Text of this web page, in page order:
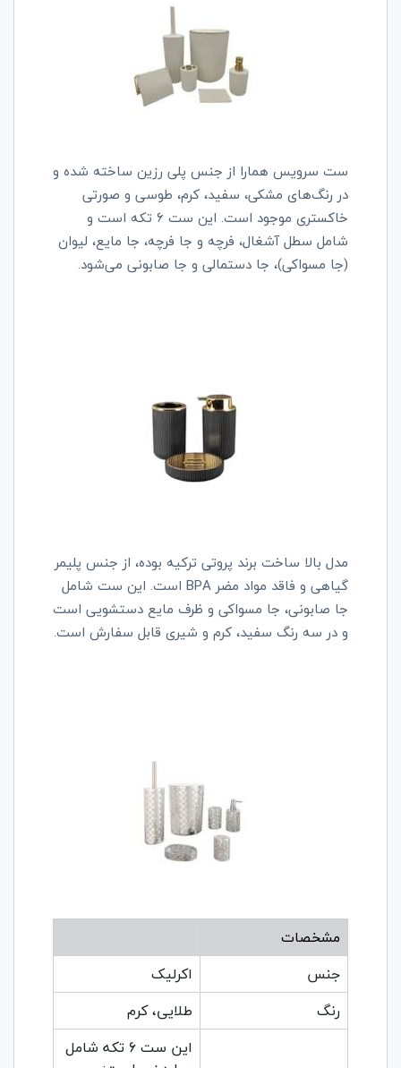
ست سرویس همارا از جنس پلی رزین ساخته شده و
در رنگ‌های مشکی، سفید، کرم، طوسی و صورتی
خاکستری موجود است. این ست 6 تکه است و
شامل سطل آشغال، فرچه و جا فرچه، جا مایع، لیوان
(جا مسواکی)، جا دستمالی و جا صابونی می‌شود.
مدل بالا ساخت برند پروتی ترکیه بوده، از جنس پلیمر
گیاهی و فاقد مواد مضر BPA است. این ست شامل
جا صابونی، جا مسواکی و ظرف مایع دستشویی است
و در سه رنگ سفید، کرم و شیری قابل سفارش است.
مشخصات
جنس
اکرلیک
رنگ
طلایی، کرم
این ست 6 تکه شامل